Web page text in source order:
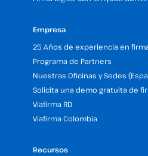
Empresa
25 Años de experiencia en
Programa de Partners
Nuestras Oficinas y Sedes
Solicita una demo gratuita de
Viafirma RD
Viafirma Colombia
Recursos